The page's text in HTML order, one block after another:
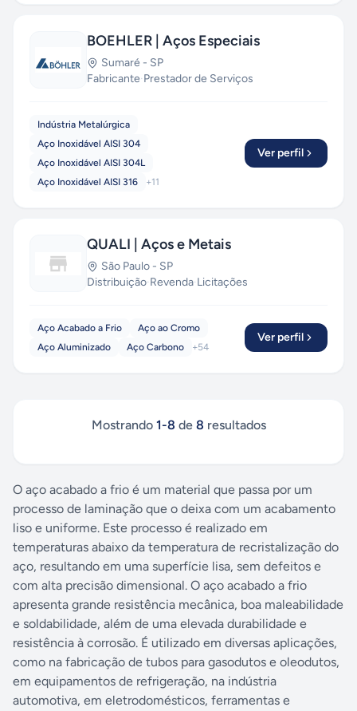
BOEHLER | Aços Especiais
Sumaré - SP
Fabricante·Prestador de Serviços
Indústria Metalúrgica
Aço Inoxidável AISI 304
Aço Inoxidável AISI 304L
Aço Inoxidável AISI 316
+11
Ver perfil
QUALI | Aços e Metais
São Paulo - SP
Distribuição·Revenda·Licitações
Aço Acabado a Frio
Aço ao Cromo
Aço Aluminizado
Aço Carbono +54
Ver perfil
Mostrando 1-8 de 8 resultados
O aço acabado a frio é um material que passa por um
processo de laminação que o deixa com um acabamento
liso e uniforme. Este processo é realizado em
temperaturas abaixo da temperatura de recristalização do
aço, resultando em uma superfície lisa, sem defeitos e
com alta precisão dimensional. O aço acabado a frio
apresenta grande resistência mecânica, boa maleabilidade
e soldabilidade, além de uma elevada durabilidade e
resistência à corrosão. É utilizado em diversas aplicações,
como na fabricação de tubos para gasodutos e oleodutos,
em equipamentos de refrigeração, na indústria
automotiva, em eletrodomésticos, ferramentas e